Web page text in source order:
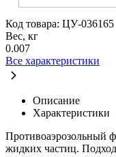
Код товара: ЦУ-036165
Вес, кг
0.007
Все характеристики
Описание
Характеристики
Противоаэрозольный
жидких частиц.